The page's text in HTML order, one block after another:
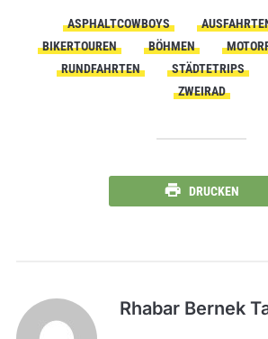
ASPHALTCOWBOYS
BIKERTOUREN
BÖHMEN
RUNDFAHRTEN
STÄDTETRIPS
ZWEIRAD
DRUCKEN
Rhabar Bernek